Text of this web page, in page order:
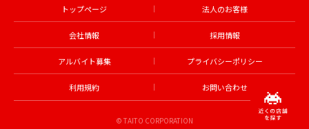
トップページ 法人のお客様
会社情報 採用情報
アルバイト募集 プライバシーポリシー
利用規約 お問い合わせ
© TAITO CORPORATION